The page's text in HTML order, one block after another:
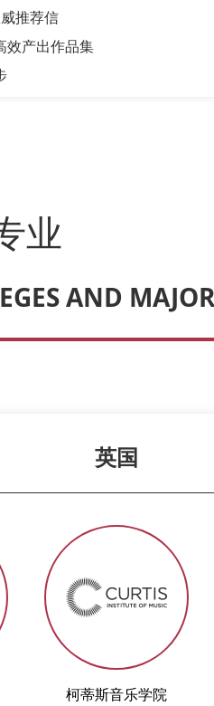
推荐信
效产出作品集
业
AND
英国
柯蒂斯音乐学院